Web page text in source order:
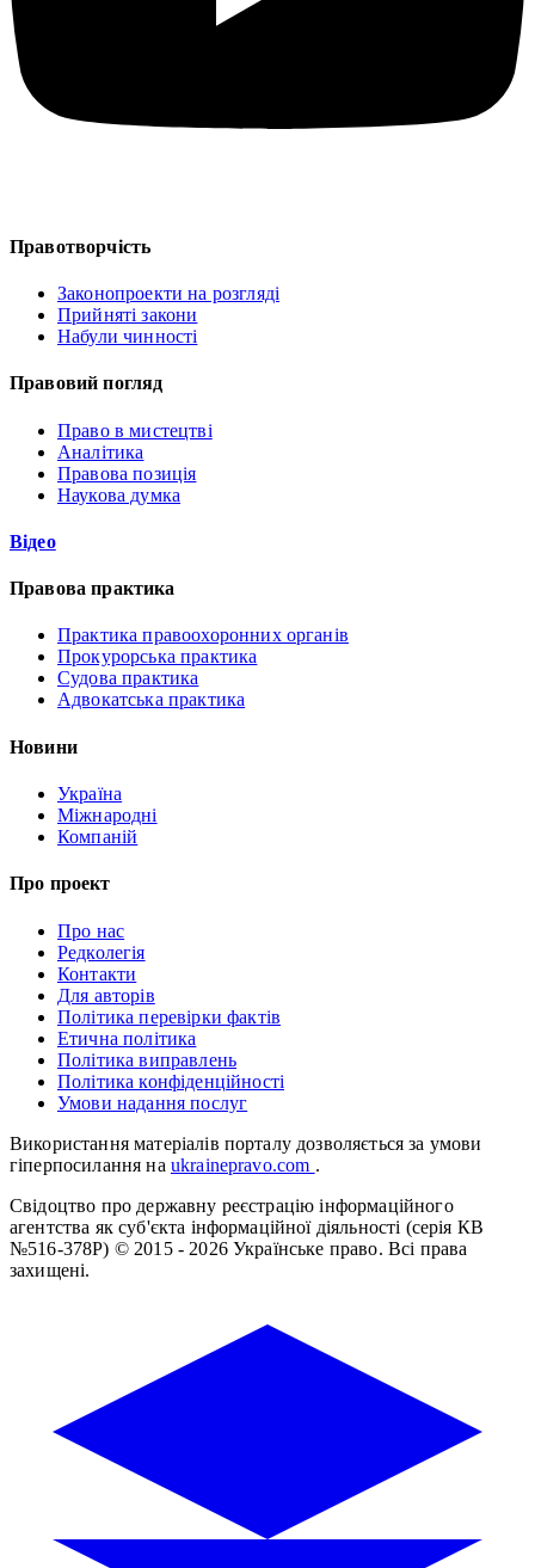
Правотворчість
Законопроекти на розгляді
Прийняті закони
Набули чинності
Правовий погляд
Право в мистецтві
Аналітика
Правова позиція
Наукова думка
Відео
Правова практика
Практика правоохоронних органів
Прокурорська практика
Судова практика
Адвокатська практика
Новини
Україна
Міжнародні
Компаній
Про проект
Про нас
Редколегія
Контакти
Для авторів
Політика перевірки фактів
Етична політика
Політика виправлень
Політика конфіденційності
Умови надання послуг
Використання матеріалів порталу дозволяється за умови
гіперпосилання на ukrainepravo.com .
Свідоцтво про державну реєстрацію інформаційного
агентства як суб'єкта інформаційної діяльності (серія КВ
№516-378Р) © 2015 - 2026 Українське право. Всі права
захищені.